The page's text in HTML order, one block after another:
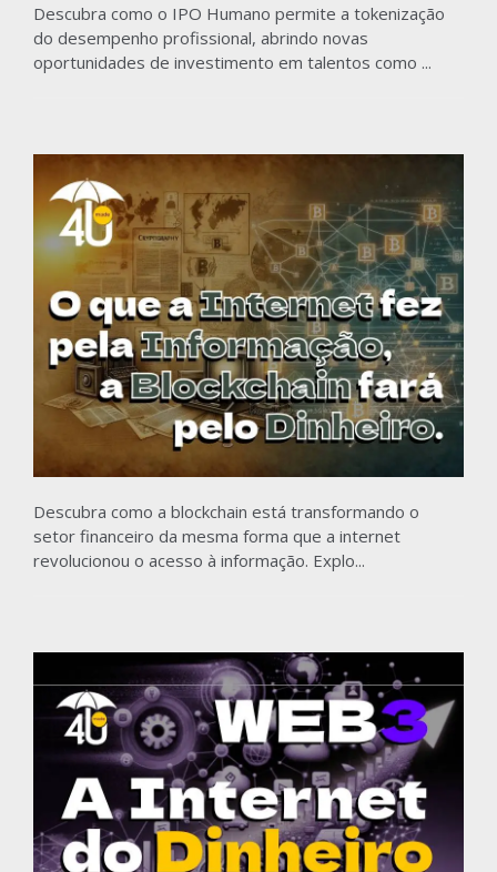
Descubra como o IPO Humano permite a tokenização
do desempenho profissional, abrindo novas
oportunidades de investimento em talentos como ...
Descubra como a blockchain está transformando o
setor financeiro da mesma forma que a internet
revolucionou o acesso à informação. Explo...